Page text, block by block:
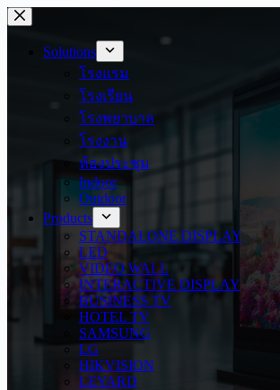
Skip
to
contentSolutions
โรงแรม
โรงเรียน
โรงพยาบาล
โรงงาน
ห้องประชุม
Indoor
Outdoor
Products
STANDALONE DISPLAY
LED
VIDEO WALL
INTERACTIVE DISPLAY
BUSINESS TV
HOTEL TV
SAMSUNG
LG
HIKVISION
LEYARD